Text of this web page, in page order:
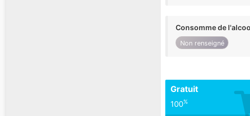
Consomme de
Non renseigné
Gratuit
100%